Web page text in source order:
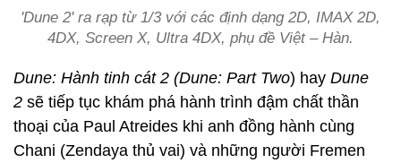
'Dune 2' ra rạp từ 1/3 với các định dạng 2D, IMAX 2D,
4DX, Screen X, Ultra 4DX, phụ đề Việt – Hàn.
Dune: Hành tinh cát 2 (Dune: Part Two) hay Dune
2 sẽ tiếp tục khám phá hành trình đậm chất thần
thoại của Paul Atreides khi anh đồng hành cùng
Chani (Zendaya thủ vai) và những người Fremen